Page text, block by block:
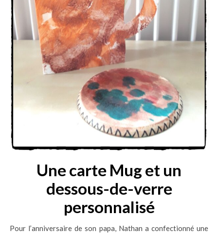
Une carte Mug et un
dessous-de-verre
personnalisé
Pour l’anniversaire de son papa, Nathan a confectionné une